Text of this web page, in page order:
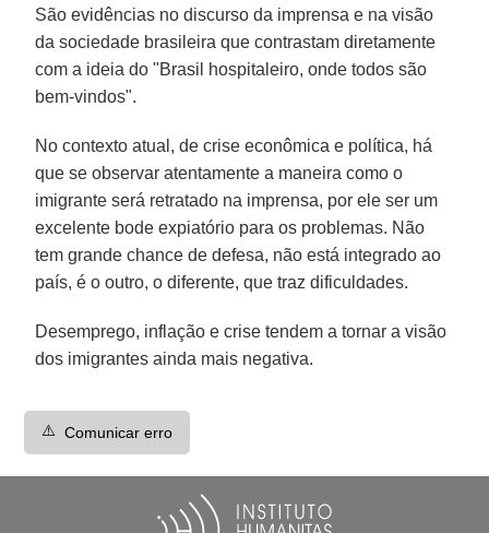
São evidências no discurso da imprensa e na visão
da sociedade brasileira que contrastam diretamente
com a ideia do "Brasil hospitaleiro, onde todos são
bem-vindos".
No contexto atual, de crise econômica e política, há
que se observar atentamente a maneira como o
imigrante será retratado na imprensa, por ele ser um
excelente bode expiatório para os problemas. Não
tem grande chance de defesa, não está integrado ao
país, é o outro, o diferente, que traz dificuldades.
Desemprego, inflação e crise tendem a tornar a visão
dos imigrantes ainda mais negativa.
⚠️ Comunicar erro